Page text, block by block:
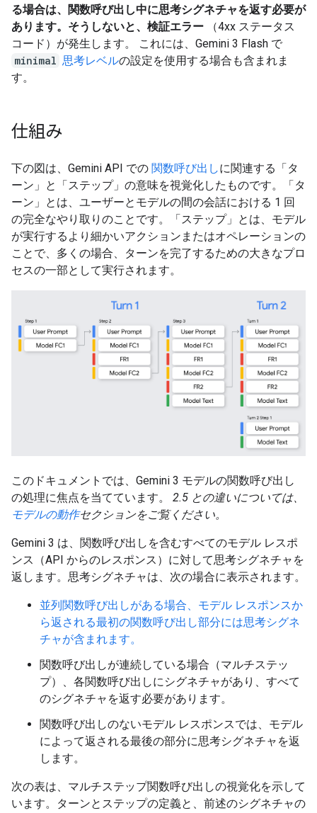
る場合は、関数呼び出し中に思考シグネチャを返す必要が
あります。そうしないと、検証エラー （4xx ステータス
コード）が発生します。 これには、Gemini 3 Flash で
minimal 思考レベルの設定を使用する場合も含まれま
す。
仕組み
下の図は、Gemini API での 関数呼び出しに関連する「タ
ーン」と「ステップ」の意味を視覚化したものです。「タ
ーン」とは、ユーザーとモデルの間の会話における 1 回
の完全なやり取りのことです。「ステップ」とは、モデル
が実行するより細かいアクションまたはオペレーションの
ことで、多くの場合、ターンを完了するための大きなプロ
セスの一部として実行されます。
このドキュメントでは、Gemini 3 モデルの関数呼び出し
の処理に焦点を当てています。 2.5 との違いについては、
モデルの動作セクションをご覧ください。
Gemini 3 は、関数呼び出しを含むすべてのモデル レスポ
ンス（API からのレスポンス）に対して思考シグネチャを
返します。思考シグネチャは、次の場合に表示されます。
並列関数呼び出しがある場合、モデル レスポンスか
ら返される最初の関数呼び出し部分には思考シグネ
チャが含まれます。
関数呼び出しが連続している場合（マルチステッ
プ）、各関数呼び出しにシグネチャがあり、すべて
のシグネチャを返す必要があります。
関数呼び出しのないモデル レスポンスでは、モデル
によって返される最後の部分に思考シグネチャを返
します。
次の表は、マルチステップ関数呼び出しの視覚化を示して
います。ターンとステップの定義と、前述のシグネチャの